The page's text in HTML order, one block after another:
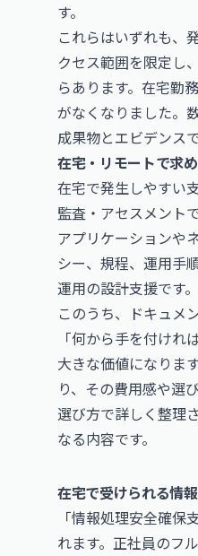
す。
これらはいずれも、
クセス範囲を限定し
らあります。在宅勤
がなくなりました。
成果物とエビデンス
在宅・リモートで求
在宅で発生しやすい
監査・アセスメント
アプリケーションや
シー、規程、運用手
運用の設計支援です。
このうち、ドキュメ
「何から手を付け
大きな価値になりま
り、その費用感や選
選び方で詳しく整理
なる内容です。
在宅で受けられる情
「情報処理安全確
れます。正社員のフ